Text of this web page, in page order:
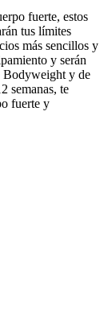
fuerte, estos
tus límites
más sencillos y
y serán
Bodyweight y de
semanas, te
fuerte y